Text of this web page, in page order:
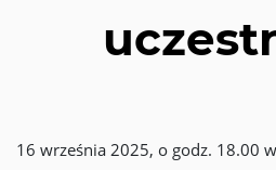
16 września 2025, o godz. 18.00